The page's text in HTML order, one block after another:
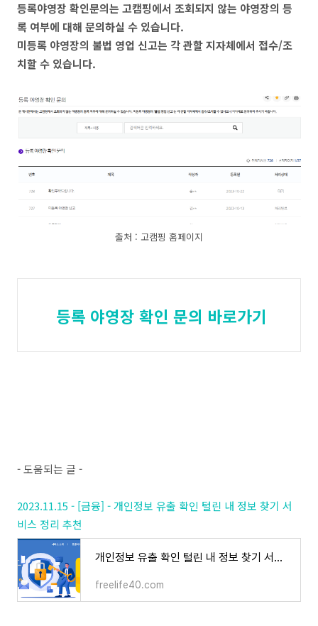
등록야영장 확인문의는 고캠핑에서 조회되지 않는 야영장의 등
록 여부에 대해 문의하실 수 있습니다.
미등록 야영장의 불법 영업 신고는 각 관할 지자체에서 접수/조
치할 수 있습니다.
출처 : 고캠핑 홈페이지
등록 야영장 확인 문의 바로가기
- 도움되는 글 -
2023.11.15 - [금융] - 개인정보 유출 확인 털린 내 정보 찾기 서
비스 정리 추천
개인정보 유출 확인 털린 내 정보 찾기 서비스 정리 추천
freelife40.com